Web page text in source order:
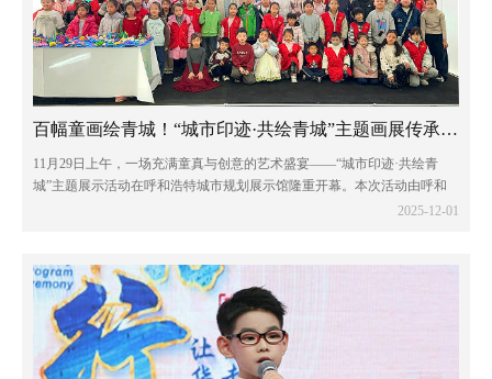
百幅童画绘青城！“城市印迹·共绘青城”主题画展传承地域文化
11月29日上午，一场充满童真与创意的艺术盛宴——“城市印迹·共绘青
城”主题展示活动在呼和浩特城市规划展示馆隆重开幕。本次活动由呼和
浩特城市规划展示馆、内蒙古爱心公益协会与小伦敦艺术共同发起，旨在
2025-12-01